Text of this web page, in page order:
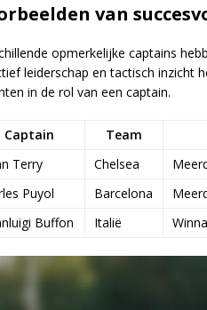
van
opmerkelijke captains
leiderschap en tactisch inzicht
in de rol van een captain.
Captain Team
Terry
Chelsea
Puyol
Barcelona
Buffon
Italië